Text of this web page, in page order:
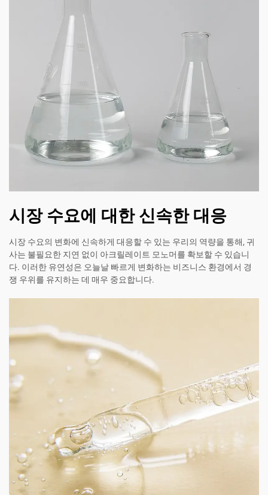
시장 수요에 대한 신속한 대응
시장 수요의 변화에 신속하게 대응할 수 있는 우리의 역량을 통해, 귀
사는 불필요한 지연 없이 아크릴레이트 모노머를 확보할 수 있습니
다. 이러한 유연성은 오늘날 빠르게 변화하는 비즈니스 환경에서 경
쟁 우위를 유지하는 데 매우 중요합니다.